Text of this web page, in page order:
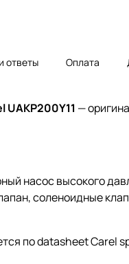
ответы Оплата
—
насос высокого
соленоидные
по datasheet Carel